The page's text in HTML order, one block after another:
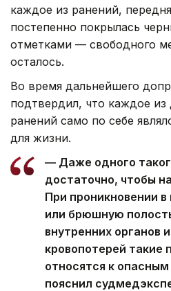
каждое из ранений,
постепенно покрылась
отметками — свободного
осталось.
Во время дальнейшего
подтвердил, что каждое
ранений само по себе
для жизни.
— Даже одного
достаточно, чтобы
При проникновении в
или брюшную
внутренних органов
кровопотерей такие
относятся к
пояснил